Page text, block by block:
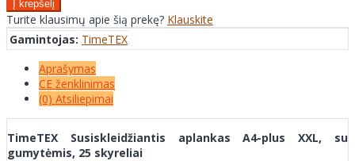
Turite klausimų apie šią prekę? Klauskite
Gamintojas: TimeTEX
Aprašymas
CE ženklinimas
(0) Atsiliepimai
TimeTEX Susiskleidžiantis aplankas A4-plus XXL, su
gumytėmis, 25 skyreliai